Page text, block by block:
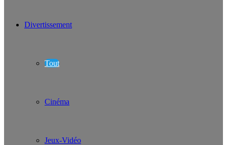
Divertissement
Tout
Cinéma
Jeux-Vidéo